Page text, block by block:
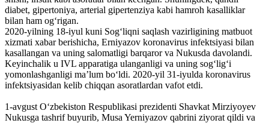
diabet, gipertoniya, arterial gipertenziya kabi hamroh kasalliklar
bilan ham ogʻrigan.
2020-yilning 18-iyul kuni Sogʻliqni saqlash vazirligining matbuot
xizmati xabar berishicha, Erniyazov koronavirus infektsiyasi bilan
kasallangan va uning salomatligi barqaror va Nukusda davolandi.
Keyinchalik u IVL apparatiga ulanganligi va uning sogʻligʻi
yomonlashganligi maʼlum boʻldi. 2020-yil 31-iyulda koronavirus
infektsiyasidan kelib chiqqan asoratlardan vafot etdi.
1-avgust Oʻzbekiston Respublikasi prezidenti Shavkat Mirziyoyev
Nukusga tashrif buyurib, Musa Yerniyazov qabrini ziyorat qildi va